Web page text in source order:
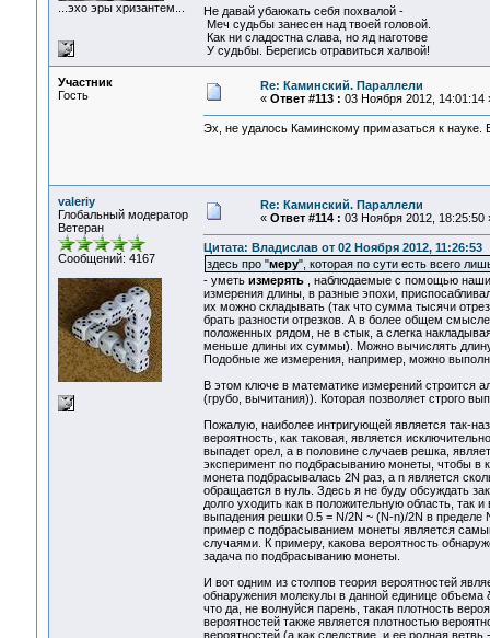
...эхо эры хризантем...
Не давай убаюкать себя похвалой -
Меч судьбы занесен над твоей головой.
Как ни сладостна слава, но яд наготове
У судьбы. Берегись отравиться халвой!
Участник
Гость
Re: Каминский. Параллели
« Ответ #113 : 03 Ноября 2012, 14:01:14
Эх, не удалось Каминскому примазаться к науке.
valeriy
Глобальный модератор
Ветеран
Сообщений: 4167
Re: Каминский. Параллели
« Ответ #114 : 03 Ноября 2012, 18:25:50
Цитата: Владислав от 02 Ноября 2012, 11:26:53
здесь про "меру", которая по сути есть всего
- уметь измерять
, наблюдаемые с помощью
измерения длины, в разные эпохи,
их можно складывать (так что сумма тысячи
брать разности отрезков. А в более общем
положенных рядом, не в стык, а слегка
меньше длины их суммы). Можно вычислять длину
Подобные же измерения, например, можно
В этом ключе в математике измерений строится
(грубо, вычитания)). Которая позволяет строго
Пожалую, наиболее интригующей является так-
вероятность, как таковая, является
выпадет орел, а в половине случаев решка,
эксперимент по подбрасыванию монеты, чтобы в
монета подбрасывалась 2N раз, а n является
обращается в нуль. Здесь я не буду обсуждать
долго уходить как в положительную область, так
выпадения решки 0.5 = N/2N ~ (N-n)/2N в пределе
пример с подбрасыванием монеты является
случаями. К примеру, какова вероятность
задача по подбрасыванию монеты.
И вот одним из столпов теория вероятностей
обнаружения молекулы в данной единице объема
что да, не волнуйся парень, такая плотность
вероятностей также является плотностью
вероятностей (а как следствие, и ее родная